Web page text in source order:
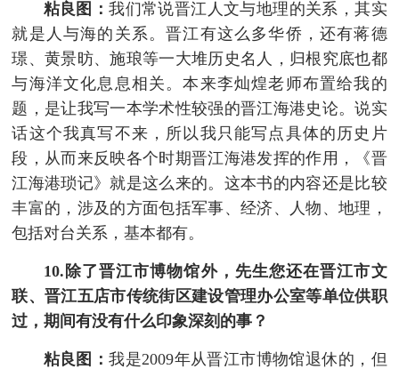
粘良图：我们常说晋江人文与地理的关系，其实
就是人与海的关系。晋江有这么多华侨，还有蒋德
璟、黄景昉、施琅等一大堆历史名人，归根究底也都
与海洋文化息息相关。本来李灿煌老师布置给我的
题，是让我写一本学术性较强的晋江海港史论。说实
话这个我真写不来，所以我只能写点具体的历史片
段，从而来反映各个时期晋江海港发挥的作用，《晋
江海港琐记》就是这么来的。这本书的内容还是比较
丰富的，涉及的方面包括军事、经济、人物、地理，
包括对台关系，基本都有。
10.除了晋江市博物馆外，先生您还在晋江市文
联、晋江五店市传统街区建设管理办公室等单位供职
过，期间有没有什么印象深刻的事？
粘良图：我是2009年从晋江市博物馆退休的，但